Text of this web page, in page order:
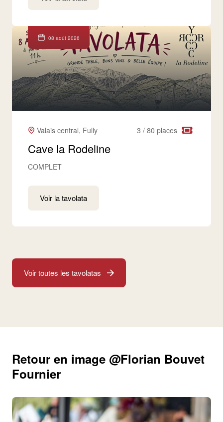
08 août 2026
Valais central, Fully 3 / 80 places
Cave la Rodeline
COMPLET
Voir la tavolata
Voir toutes les tavolatas
Retour en image @Florian Bouvet
Fournier